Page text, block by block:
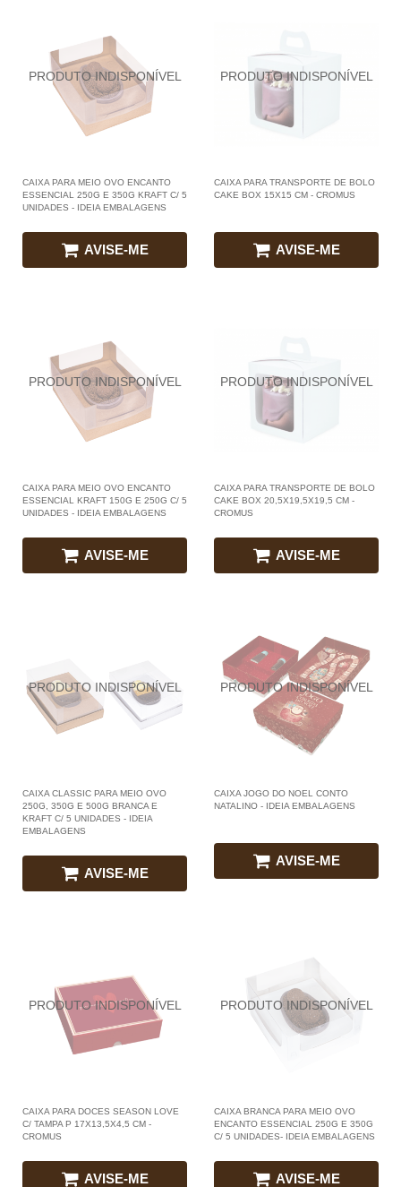
CAIXA PARA MEIO OVO ENCANTO
ESSENCIAL 250G E 350G KRAFT C/ 5
UNIDADES - IDEIA EMBALAGENS
AVISE-ME
CAIXA PARA TRANSPORTE DE BOLO
CAKE BOX 15X15 CM - CROMUS
AVISE-ME
CAIXA PARA MEIO OVO ENCANTO
ESSENCIAL KRAFT 150G E 250G C/ 5
UNIDADES - IDEIA EMBALAGENS
AVISE-ME
CAIXA PARA TRANSPORTE DE BOLO
CAKE BOX 20,5X19,5X19,5 CM -
CROMUS
AVISE-ME
CAIXA CLASSIC PARA MEIO OVO
250G, 350G E 500G BRANCA E
KRAFT C/ 5 UNIDADES - IDEIA
EMBALAGENS
AVISE-ME
CAIXA JOGO DO NOEL CONTO
NATALINO - IDEIA EMBALAGENS
AVISE-ME
CAIXA PARA DOCES SEASON LOVE
C/ TAMPA P 17X13,5X4,5 CM -
CROMUS
AVISE-ME
CAIXA BRANCA PARA MEIO OVO
ENCANTO ESSENCIAL 250G E 350G
C/ 5 UNIDADES- IDEIA EMBALAGENS
AVISE-ME